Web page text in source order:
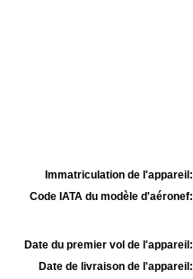
Immatriculation de l'appareil:
Code IATA du modèle d'aéronef:
Date du premier vol de l'appareil:
Date de livraison de l'appareil: